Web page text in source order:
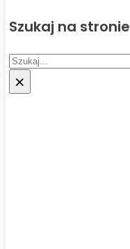
Szukaj na stronie
Szukaj
×